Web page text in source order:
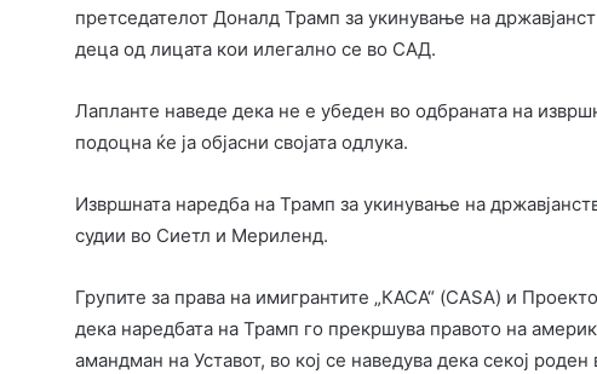
претседателот Доналд Трамп за укинување на
деца од лицата кои илегално се во САД.
Лапланте наведе дека не е убеден во одбраната на
подоцна ќе ја објасни својата одлука.
Извршната наредба на Трамп за укинување на
судии во Сиетл и Мериленд.
Групите за права на имигрантите „КАСА“ (CASA) и
дека наредбата на Трамп го прекршува правото на
амандман на Уставот, во кој се наведува дека секој